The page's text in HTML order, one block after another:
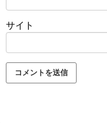
サイト